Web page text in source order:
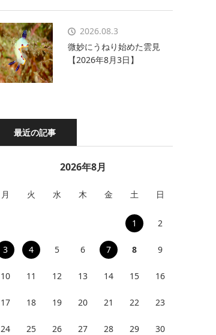
2026.08.3
微妙にうねり始めた雲見
【2026年8月3日】
最近の記事
2026年8月
月 火 水 木 金 土 日
1 2
3 4 5 6 7 8 9
10 11 12 13 14 15 16
17 18 19 20 21 22 23
24 25 26 27 28 29 30